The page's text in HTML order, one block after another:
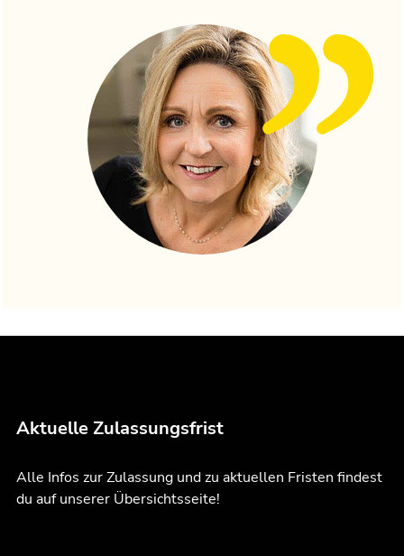
Aktuelle Zulassungsfrist
Alle Infos zur Zulassung und zu aktuellen Fristen findest
du auf unserer Übersichtsseite!